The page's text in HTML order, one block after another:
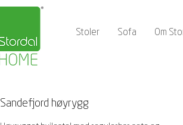
Stoler Sofa Om
Sandefjord høyrygg